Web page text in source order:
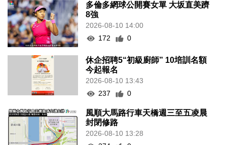
多倫多網球公開賽女單 大坂直美躋
8強
2026-08-10 14:00
172
0
休企招聘5“初級廚師” 10培訓名額
今起報名
2026-08-10 13:43
237
0
風順大馬路行車天橋週三至五凌晨
封閉修路
2026-08-10 13:28